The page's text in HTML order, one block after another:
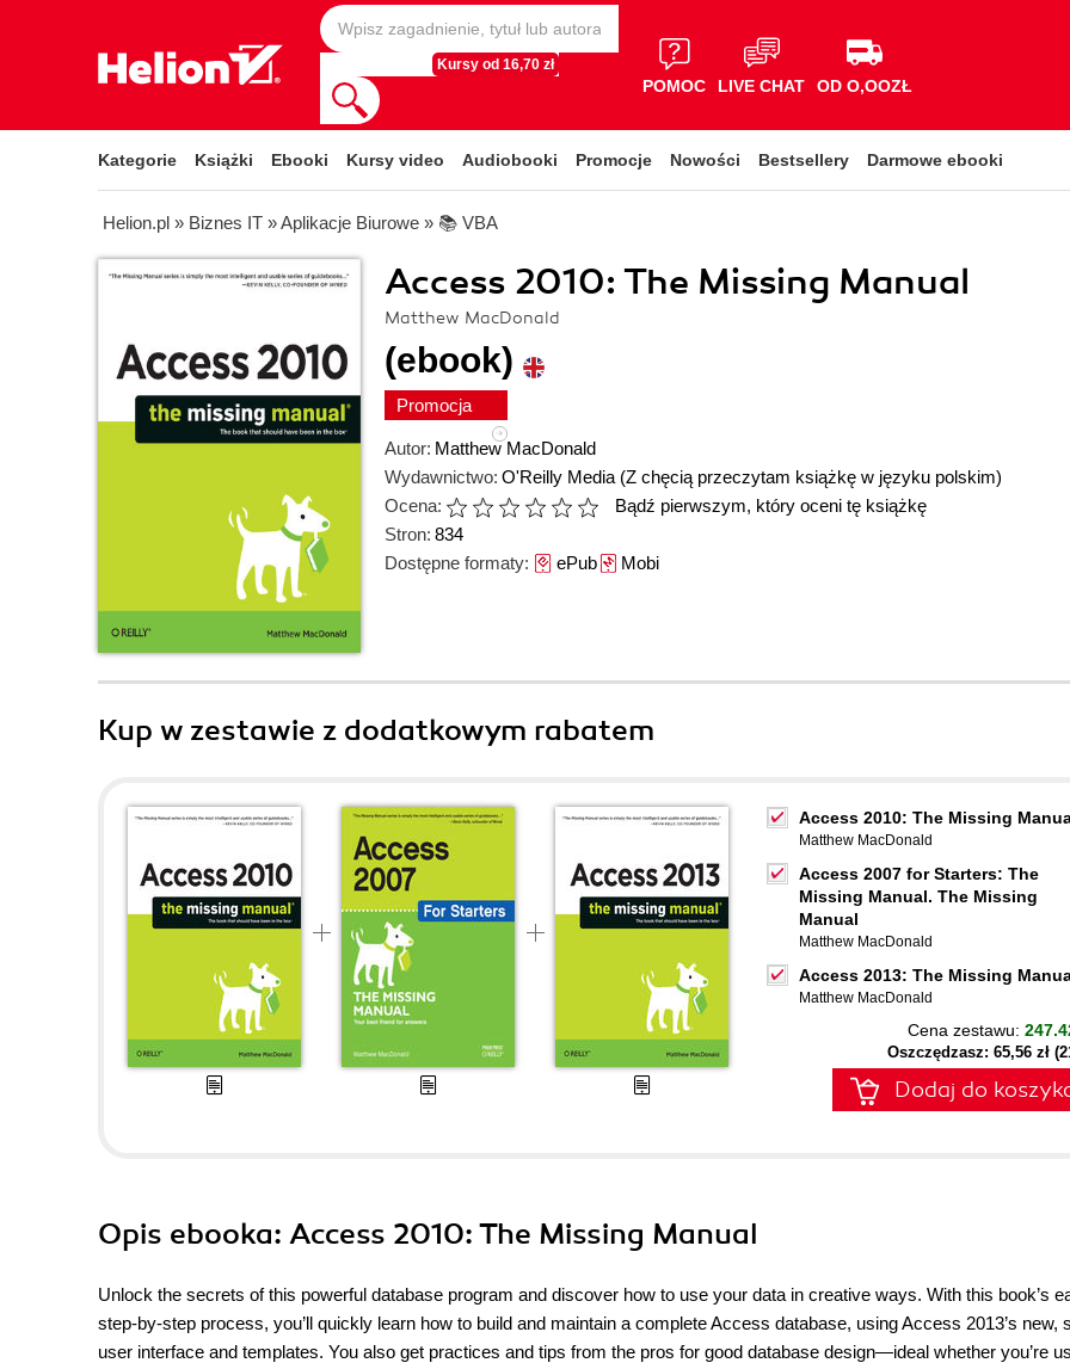
Kursy od 16,70 zł
POMOC LIVE CHAT OD O,OOZŁ
Kategorie Książki Ebooki Kursy video Audiobooki Promocje Nowości Bestsellery Darmowe ebooki
Helion.pl » Biznes IT »Aplikacje Biurowe » 📚 VBA
Access 2010: The Missing Manual
Matthew MacDonald
(ebook)
Promocja
Autor: Matthew MacDonald
Wydawnictwo: O'Reilly Media (Z chęcią przeczytam książkę w języku polskim)
Ocena:
Bądź pierwszym, który oceni tę książkę
Stron: 834
Dostępne formaty: ePubMobi
Kup w zestawie z dodatkowym rabatem
Access 2010: The Missing
Matthew MacDonald
Access 2007 for Starters: The
Missing Manual. The Missing
Manual
Matthew MacDonald
Access 2013: The Missing
Matthew MacDonald
Cena zestawu:
Oszczędzasz: 65,56 zł
Dodaj do
Opis ebooka: Access 2010: The Missing Manual
Unlock the secrets of this powerful database program and discover how to use your data in creative ways. With this book’s
step-by-step process, you’ll quickly learn how to build and maintain a complete Access database, using Access 2013’s new,
user interface and templates. You also get practices and tips from the pros for good database design—ideal whether you’re